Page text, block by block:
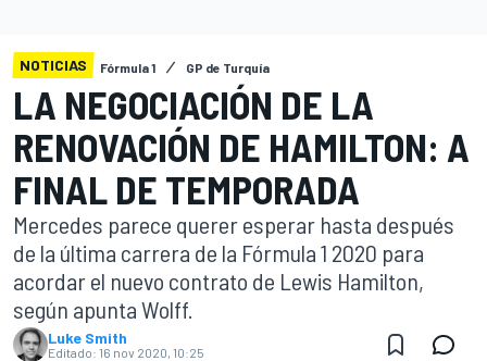
NOTICIAS Fórmula 1 GP de Turquía
LA NEGOCIACIÓN DE LA
RENOVACIÓN DE HAMILTON: A
FINAL DE TEMPORADA
Mercedes parece querer esperar hasta después
de la última carrera de la Fórmula 1 2020 para
acordar el nuevo contrato de Lewis Hamilton,
según apunta Wolff.
Luke Smith
Editado: 16 nov 2020, 10:25